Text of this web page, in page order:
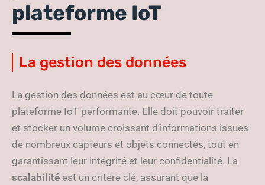
plateforme IoT
La gestion des données
La gestion des données est au cœur de toute
plateforme IoT performante. Elle doit pouvoir traiter
et stocker un volume croissant d’informations issues
de nombreux capteurs et objets connectés, tout en
garantissant leur intégrité et leur confidentialité. La
scalabilité est un critère clé, assurant que la